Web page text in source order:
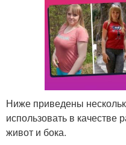
Ниже приведены
использовать в качестве
живот и бока.